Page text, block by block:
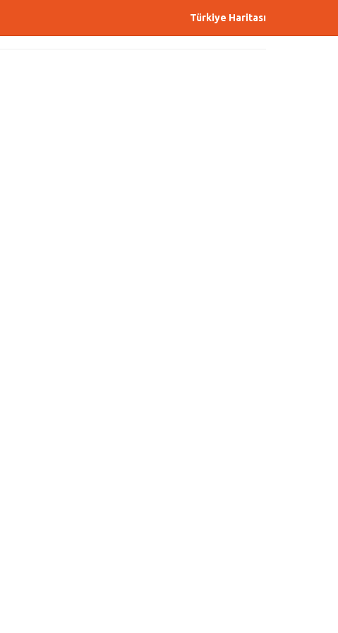
Türkiye Haritası